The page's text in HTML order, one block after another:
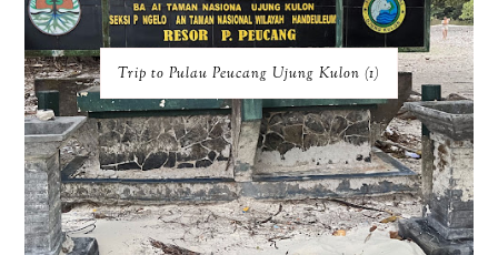
Trip to Pulau Peucang Ujung Kulon (1)